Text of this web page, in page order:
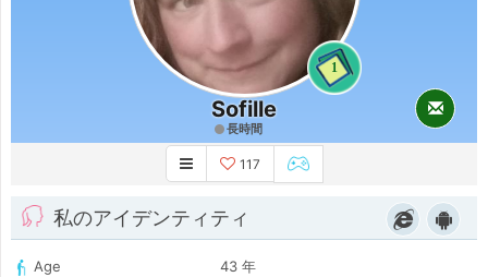
1
Sofille
長時間
117
私のアイデンティティ
Age
43 年